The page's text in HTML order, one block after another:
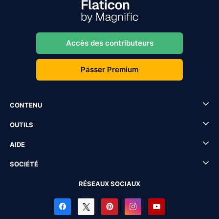
Accès des contributeurs
Passer Premium
CONTENU
OUTILS
AIDE
SOCIÉTÉ
RÉSEAUX SOCIAUX